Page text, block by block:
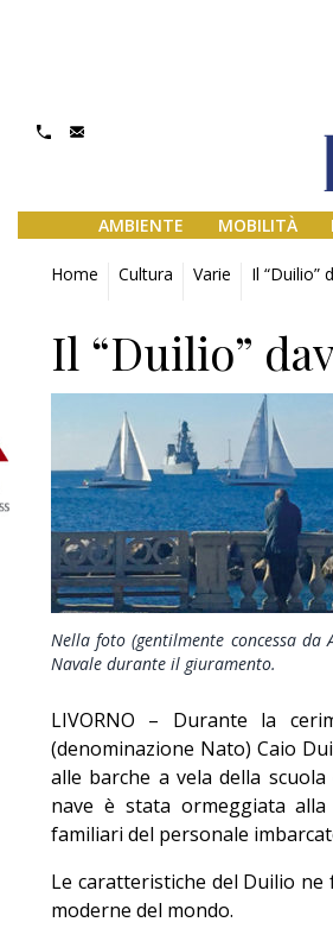
AMBIENTE MOBILITÀ
Home Cultura Varie Il “Duilio”
Il “Duilio”
Nella foto (gentilmente concessa da
Navale durante il giuramento.
LIVORNO – Durante la
(denominazione Nato) Caio
alle barche a vela della
nave è stata ormeggiata
familiari del personale
Le caratteristiche del Duilio
moderne del mondo.